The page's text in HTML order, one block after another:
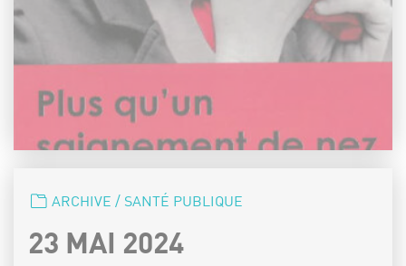
CATÉGORIE :
ARCHIVE / SANTÉ PUBLIQUE
DATE :
23 MAI 2024